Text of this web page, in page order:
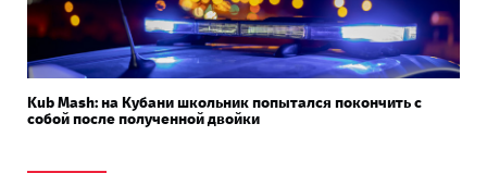
Kub Mash: на Кубани школьник попытался покончить с
собой после полученной двойки